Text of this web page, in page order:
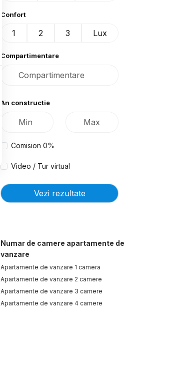
Confort
1 2 3 Lux
Compartimentare
An constructie
Comision 0%
Video / Tur virtual
Vezi rezultate
Numar de camere apartamente de
vanzare
Apartamente de vanzare 1 camera
Apartamente de vanzare 2 camere
Apartamente de vanzare 3 camere
Apartamente de vanzare 4 camere